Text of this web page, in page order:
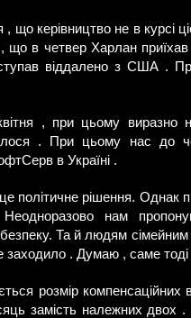
керівництво не в курсі
в четвер Харлан приїхав
віддалено з США .
, при цьому виразно
. При цьому нас до
в Україні .
політичне рішення. Однак
Неодноразово нам
Та й людям
заходило . Думаю , саме
розмір
замість належних двох